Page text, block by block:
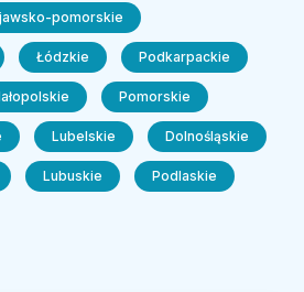
pomorskie
Łódzkie Podkarpackie
Pomorskie
Lubelskie Dolnośląskie
Lubuskie Podlaskie